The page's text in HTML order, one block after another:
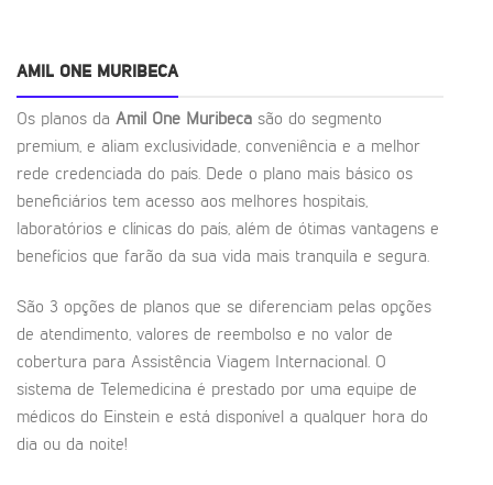
AMIL ONE MURIBECA
Os planos da Amil One Muribeca são do segmento
premium, e aliam exclusividade, conveniência e a melhor
rede credenciada do país. Dede o plano mais básico os
beneficiários tem acesso aos melhores hospitais,
laboratórios e clínicas do país, além de ótimas vantagens e
benefícios que farão da sua vida mais tranquila e segura.
São 3 opções de planos que se diferenciam pelas opções
de atendimento, valores de reembolso e no valor de
cobertura para Assistência Viagem Internacional. O
sistema de Telemedicina é prestado por uma equipe de
médicos do Einstein e está disponível a qualquer hora do
dia ou da noite!